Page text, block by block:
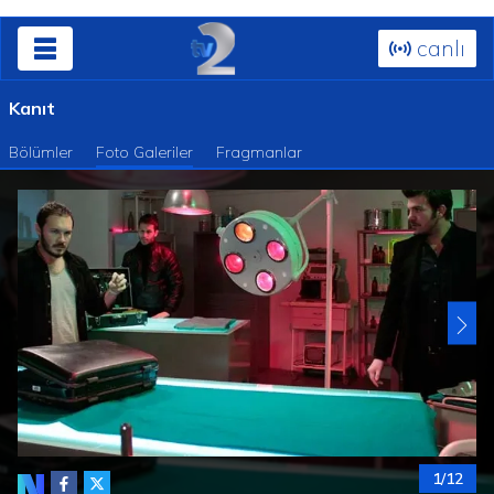
canlı
Kanıt
Bölümler Foto Galeriler Fragmanlar
1/12